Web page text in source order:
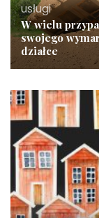
usługi
W wielu
swojego
działce